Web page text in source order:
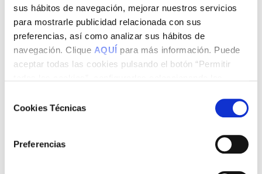
sus hábitos de navegación, mejorar nuestros servicios
para mostrarle publicidad relacionada con sus
preferencias, así como analizar sus hábitos de
navegación. Clique AQUÍ para más información. Puede
aceptar todas las cookies pulsando el botón “Permitir
la selección” o rechazar su uso pulsando el botón “Solo
deCookies Técnicas
Preferencias